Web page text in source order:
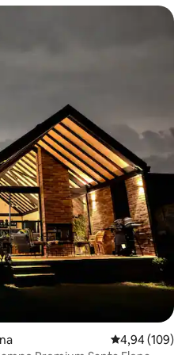
4,94 de uma
4,94 (109)